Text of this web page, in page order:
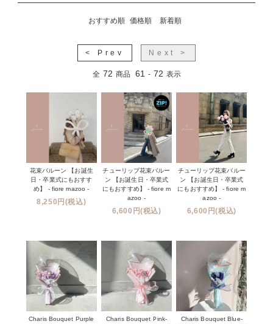
おすすめ順 価格順 新着順
< Prev Next >
全 72 商品 61 - 72 表示
花束バルーン 【お誕生
日・卒業式にもおすす
め】 - fiore mazoo -
8,250円(税込)
チューリップ花束バルー
ン 【お誕生日・卒業式
にもおすすめ】 - fiore m
azoo -
6,600円(税込)
チューリップ花束バルー
ン 【お誕生日・卒業式
にもおすすめ】 - fiore m
azoo -
6,600円(税込)
Charis Bouquet Purple
Charis Bouquet Pink-
Charis Bouquet Blue-